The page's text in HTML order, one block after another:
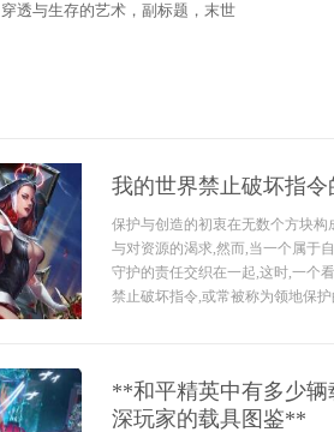
透与生存的艺术，副标题，末世
我的世界禁止破坏指
保护与创造的初衷在无数个方块
与对资源的渴求,然而,当一个属于
守护的责任交织在一起,这时,一个
禁止破坏指令,或常被称为领地保
**和平精英中有多少
深玩家的载具图鉴**